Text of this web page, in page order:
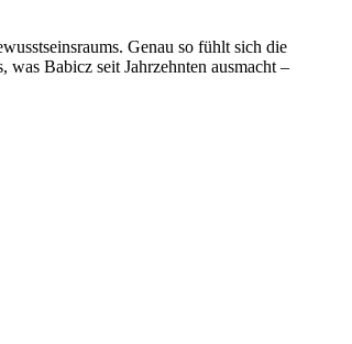
Genau so fühlt sich die
Babicz seit Jahrzehnten ausmacht –